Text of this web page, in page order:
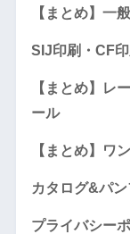
【まとめ】一
SIJ印刷・CF
【まとめ】レ
ール
【まとめ】ワ
カタログ&パ
プライバシー